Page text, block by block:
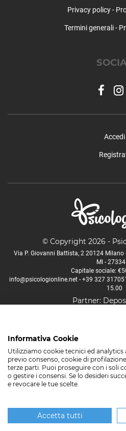
Privacy policy -
Termini generali -
Accedi
© Copyright 2026 -
Via P. Giovanni Battista, 2 20124 Milano
MI -
Capitale sociale:
info@psicologionline.net- +39 327
15.00
Partner:
Psicologo Lucca
Psicologo Padova
Psicologo
Psicologo Torino
Psicologo
Informativa Cookie
Utilizziamo cookie tecnici ed analytics
previo consenso, cookie di
terze parti. Puoi proseguire con i soli
o gestire i consensi. Se lo desideri
e revocare le tue scelte.
Accetta tutti